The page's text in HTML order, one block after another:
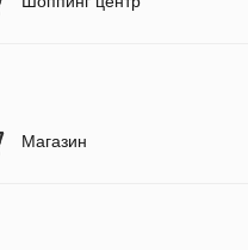
Магазин